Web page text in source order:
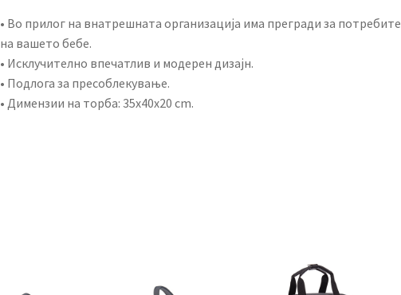
• Во прилог на внатрешната организација има прегради за потребите
на вашето бебе.
• Исклучително впечатлив и модерен дизајн.
• Подлога за пресоблекување.
• Димензии на торба: 35x40x20 cm.